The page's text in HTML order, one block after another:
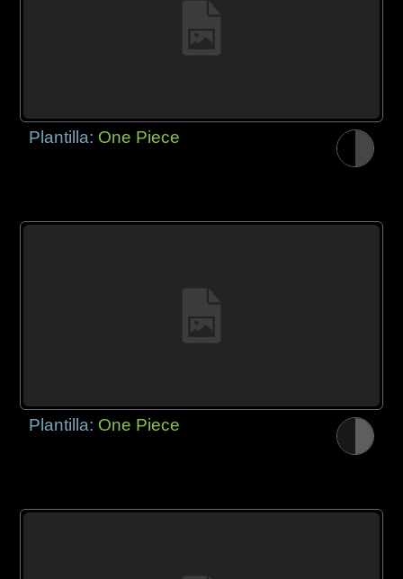
Plantilla: One Piece
Plantilla: One Piece